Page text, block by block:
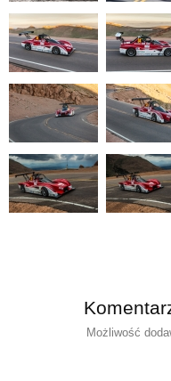
Możliwość